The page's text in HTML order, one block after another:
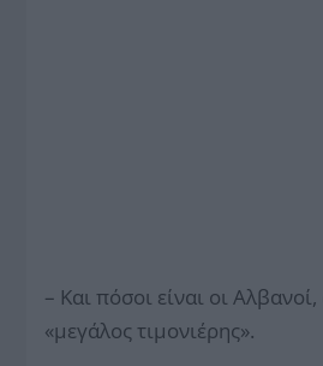
– Και πόσοι είναι οι
«μεγάλος τιμονιέρης».